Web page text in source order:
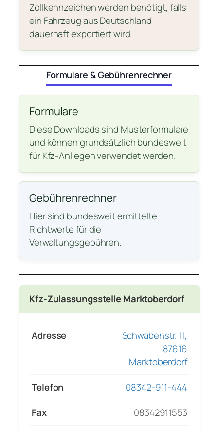
Zollkennzeichen werden benötigt, falls
ein Fahrzeug aus Deutschland
dauerhaft exportiert wird.
Formulare & Gebührenrechner
Formulare
Diese Downloads sind Musterformulare
und können grundsätzlich bundesweit
für Kfz-Anliegen verwendet werden.
Gebührenrechner
Hier sind bundesweit ermittelte
Richtwerte für die
Verwaltungsgebühren.
Kfz-Zulassungsstelle Marktoberdorf
Adresse
Schwabenstr. 11,
87616
Marktoberdorf
Telefon
08342-911-444
Fax
08342911553